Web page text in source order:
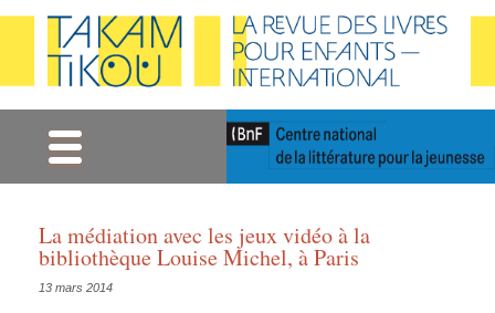
La médiation avec les jeux vidéo à la
bibliothèque Louise Michel, à Paris
13 mars 2014